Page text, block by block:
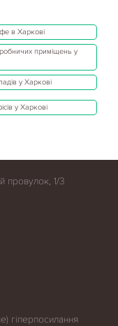
в Харкові
приміщень у
у Харкові
у Харкові
провулок, 1/3
гіперпосилання